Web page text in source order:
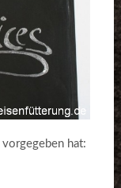
vorgegeben hat: